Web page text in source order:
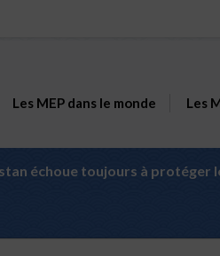
Les MEP dans le monde Les
échoue toujours à protéger